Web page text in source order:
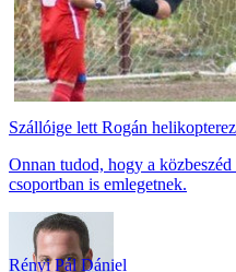
Szállóige lett Rogán
Onnan tudod, hogy a
csoportban is emlegetnek.
Rényi Pál Dániel